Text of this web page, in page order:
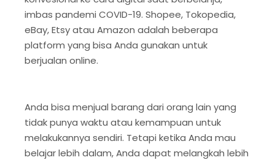
imbas pandemi COVID-19. Shopee, Tokopedia,
eBay, Etsy atau Amazon adalah beberapa
platform yang bisa Anda gunakan untuk
berjualan online.
Anda bisa menjual barang dari orang lain yang
tidak punya waktu atau kemampuan untuk
melakukannya sendiri. Tetapi ketika Anda mau
belajar lebih dalam, Anda dapat melangkah lebih